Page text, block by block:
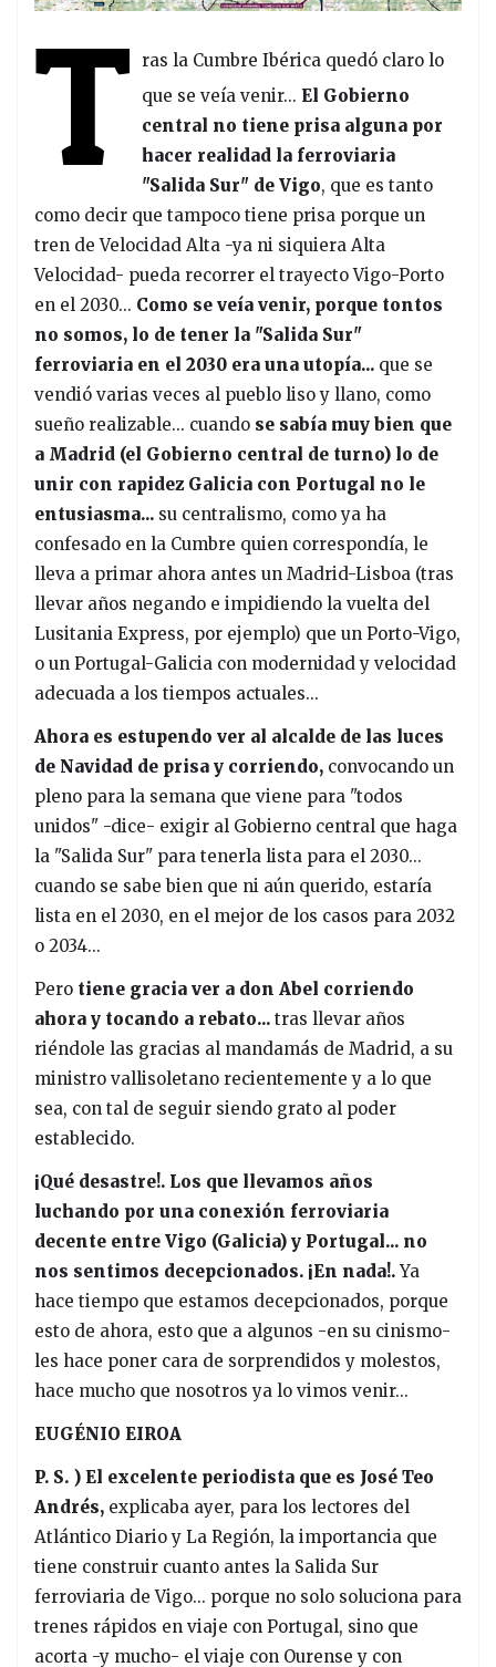
T
ras la Cumbre Ibérica quedó claro lo
que se veía venir... El Gobierno
central no tiene prisa alguna por
hacer realidad la ferroviaria
"Salida Sur" de Vigo, que es tanto
como decir que tampoco tiene prisa porque un
tren de Velocidad Alta -ya ni siquiera Alta
Velocidad- pueda recorrer el trayecto Vigo-Porto
en el 2030... Como se veía venir, porque tontos
no somos, lo de tener la "Salida Sur"
ferroviaria en el 2030 era una utopía... que se
vendió varias veces al pueblo liso y llano, como
sueño realizable... cuando se sabía muy bien que
a Madrid (el Gobierno central de turno) lo de
unir con rapidez Galicia con Portugal no le
entusiasma... su centralismo, como ya ha
confesado en la Cumbre quien correspondía, le
lleva a primar ahora antes un Madrid-Lisboa (tras
llevar años negando e impidiendo la vuelta del
Lusitania Express, por ejemplo) que un Porto-Vigo,
o un Portugal-Galicia con modernidad y velocidad
adecuada a los tiempos actuales...
Ahora es estupendo ver al alcalde de las luces
de Navidad de prisa y corriendo, convocando un
pleno para la semana que viene para "todos
unidos" -dice- exigir al Gobierno central que haga
la "Salida Sur" para tenerla lista para el 2030...
cuando se sabe bien que ni aún querido, estaría
lista en el 2030, en el mejor de los casos para 2032
o 2034...
Pero tiene gracia ver a don Abel corriendo
ahora y tocando a rebato... tras llevar años
riéndole las gracias al mandamás de Madrid, a su
ministro vallisoletano recientemente y a lo que
sea, con tal de seguir siendo grato al poder
establecido.
¡Qué desastre!. Los que llevamos años
luchando por una conexión ferroviaria
decente entre Vigo (Galicia) y Portugal... no
nos sentimos decepcionados. ¡En nada!.Ya
hace tiempo que estamos decepcionados, porque
esto de ahora, esto que a algunos -en su cinismo-
les hace poner cara de sorprendidos y molestos,
hace mucho que nosotros ya lo vimos venir...
EUGÉNIO EIROA
P. S. ) El excelente periodista que es José Teo
Andrés, explicaba ayer, para los lectores del
Atlántico Diario y La Región, la importancia que
tiene construir cuanto antes la Salida Sur
ferroviaria de Vigo... porque no solo soluciona para
trenes rápidos en viaje con Portugal, sino que
acorta -y mucho- el viaje con Ourense y con